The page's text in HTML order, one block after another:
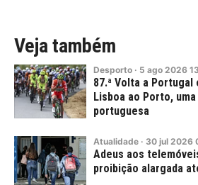
Veja também
Desporto · 5 ago 2026
87.ª Volta a Portugal
Lisboa ao Porto,
portuguesa
Atualidade · 30 jul 2026
Adeus aos
proibição alargada